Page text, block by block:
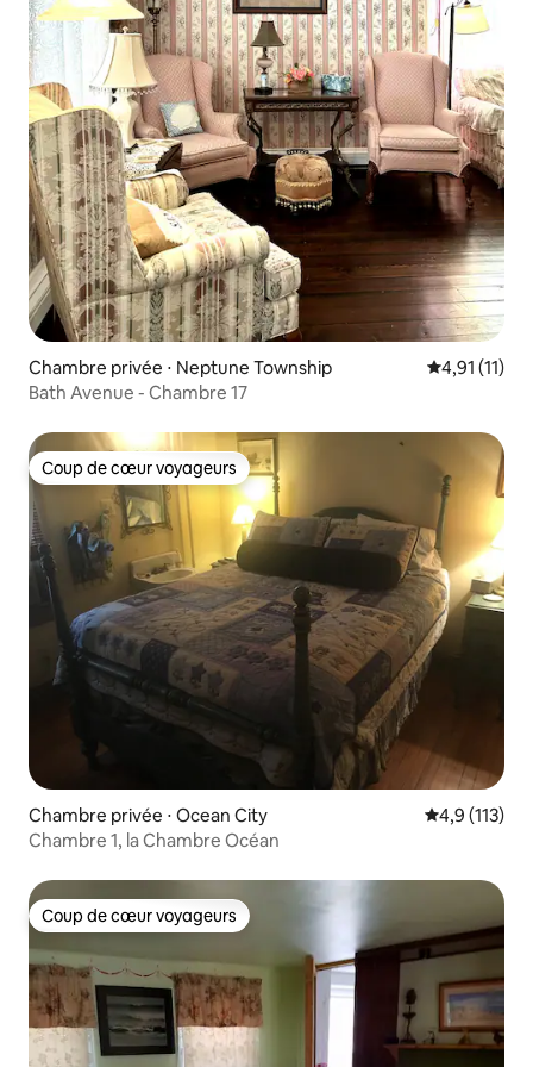
Chambre privée ⋅ Neptune Township Évaluation
4,91 (11)
Bath Avenue - Chambre 17
Coup de cœur voyageurs
Coup de cœur voyageurs
Chambre privée ⋅ Ocean City Évaluation
4,9 (113)
Chambre 1, la Chambre Océan
Coup de cœur voyageurs
Coup de cœur voyageurs